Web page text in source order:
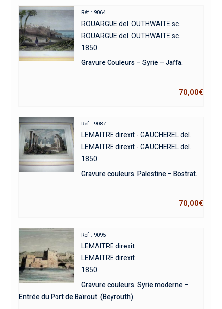
Réf : 9064
ROUARGUE del. OUTHWAITE sc.
ROUARGUE del. OUTHWAITE sc.
1850
Gravure Couleurs – Syrie – Jaffa.
70,00€
Réf : 9087
LEMAITRE direxit - GAUCHEREL del.
LEMAITRE direxit - GAUCHEREL del.
1850
Gravure couleurs. Palestine – Bostrat.
70,00€
Réf : 9095
LEMAITRE direxit
LEMAITRE direxit
1850
Gravure couleurs. Syrie moderne –
Entrée du Port de Baïrout. (Beyrouth).